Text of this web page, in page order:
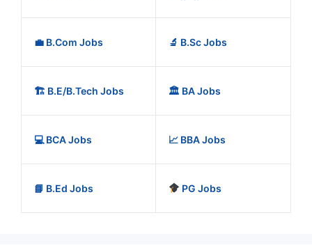
💼 B.Com Jobs 🔬 B.Sc Jobs
🏗️ B.E/B.Tech Jobs 🏛️ BA Jobs
💻 BCA Jobs 📈 BBA Jobs
📘 B.Ed Jobs PG Jobs